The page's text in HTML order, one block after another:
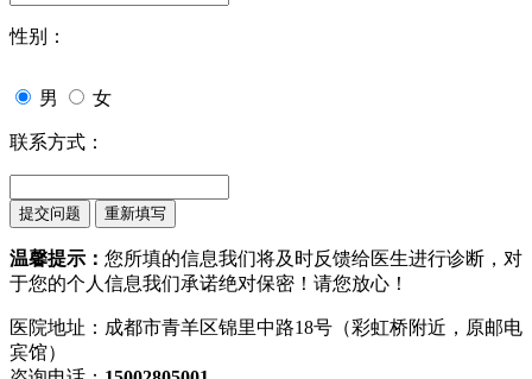
性别：
男 女
联系方式：
温馨提示： 您所填的信息我们将及时反馈给医生进行诊断，对
于您的个人信息我们承诺绝对保密！请您放心！
医院地址：成都市青羊区锦里中路18号（彩虹桥附近，原邮电
宾馆）